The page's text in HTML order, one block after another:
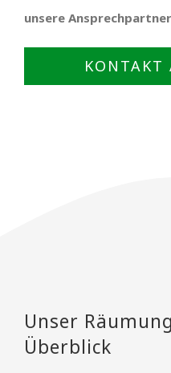
unsere
KONTAKT
Unser
Überblick